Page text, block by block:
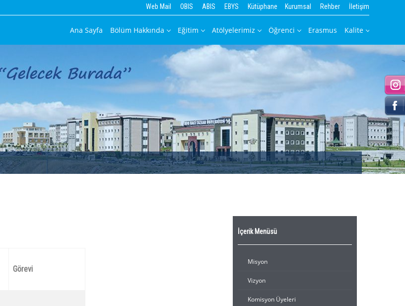
Web Mail OBIS ABIS EBYS Kütüphane Kurumsal Rehber İletişim
Ana Sayfa Bölüm Hakkında Eğitim Atölyelerimiz Öğrenci Erasmus Kalite
Görevi
İçerik Menüsü
Misyon
Vizyon
Komisyon Üyeleri